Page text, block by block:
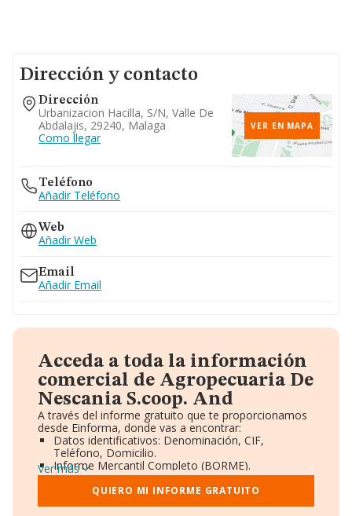
Dirección y contacto
Dirección
Urbanizacion Hacilla, S/n, Valle De
Abdalajis, 29240, Malaga
Como llegar
VER EN MAPA
Teléfono
Añadir Teléfono
Web
Añadir Web
Email
Añadir Email
Acceda a toda la información
comercial de Agropecuaria De
Nescania S.coop. And
A través del informe gratuito que te proporcionamos
desde Einforma, donde vas a encontrar:
Datos identificativos: Denominación, CIF,
Teléfono, Domicilio.
Informe Mercantil Completo (BORME).
Gráficos de Evolución Ventas y Empleados.
Consejo de Administración y Administradores.
Directivos y Ejecutivos.
Ver más
QUIERO MI INFORME GRATUITO